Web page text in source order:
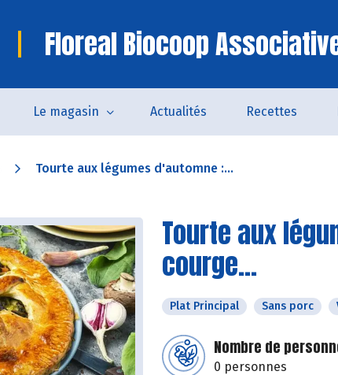
Floreal Biocoop
Le magasin Actualités Recettes
Tourte aux légumes d'automne :...
Tourte aux
courge...
Plat Principal Sans porc
Nombre de
0 personnes